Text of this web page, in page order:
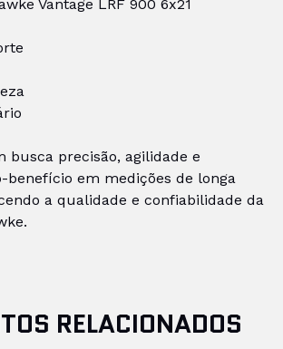
Vantage LRF 900 6x21
busca precisão, agilidade e
benefício em medições de longa
a qualidade e confiabilidade da
RELACIONADOS